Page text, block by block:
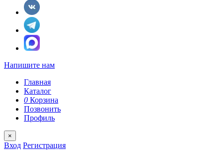
Напишите нам
Главная
Каталог
0 Корзина
Позвонить
Профиль
×
Вход Регистрация